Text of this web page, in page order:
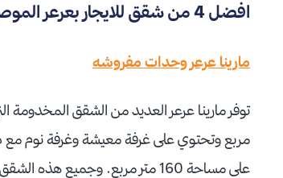
افضل 4 من شقق للايجار بعرعر الموصى بها 2022
مارينا عرعر وحدات مفروشه
مربع وتحتوي على غرفة معيشة وغرفة نوم مع
على مساحة 160 متر مربع.